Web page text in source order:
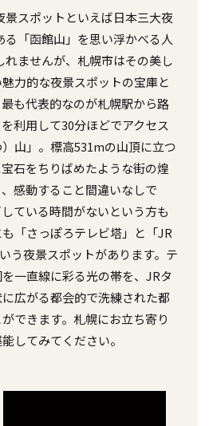
スポットといえば日本三大夜
る「函館山」を思い浮かべる人
れませんが、札幌市はその美し
力的な夜景スポットの宝庫と
も代表的なのが札幌駅から路
利用して30分ほどでアクセス
山」。標高531mの山頂に立つ
石をちりばめたような街の煌
感動すること間違いなしで
ている時間がないという方も
「さっぽろテレビ塔」と「JR
う夜景スポットがあります。テ
一直線に彩る光の帯を、JRタ
広がる都会的で洗練された都
できます。札幌にお立ち寄り
してみてください。